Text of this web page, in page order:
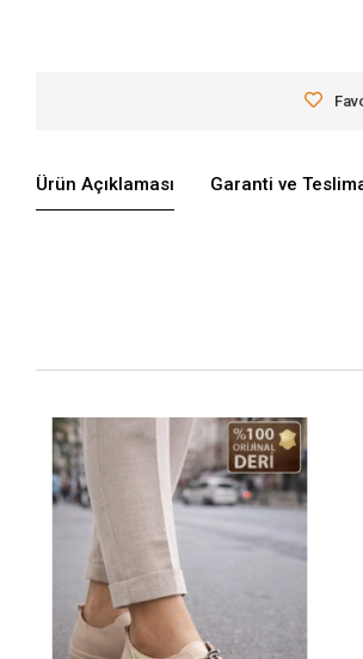
Ürün Açıklaması Garanti ve